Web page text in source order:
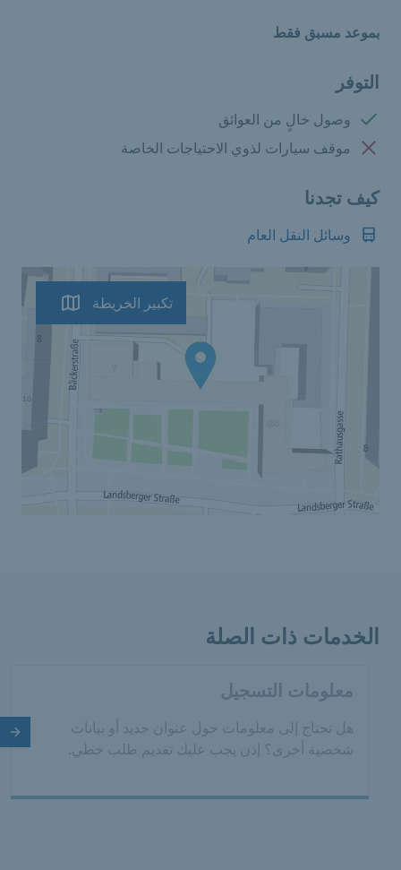
بموعد مسبق فقط
التوفر
متوفرة:وصول خالٍ من العوائق
غير متوفرة:
موقف سيارات لذوي الاحتياجات الخاصة
كيف تجدنا
وسائل النقل العام
تكبير الخريطة
الخدمات ذات الصلة
معلومات التسجيل
هل تحتاج إلى معلومات حول عنوان جديد أو بيانات
شخصية أخرى؟ إذن يجب عليك تقديم طلب خطي.